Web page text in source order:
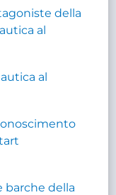
della
al
al
barche della